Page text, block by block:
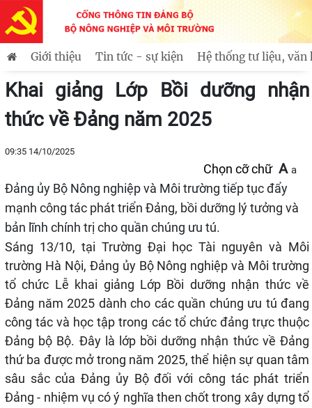
Giới thiệu Tin tức - sự kiện Hệ thống tư liệu, văn
Tin mớivà Môi trường thành kính báo công dâng Bác
Thông tin lãnh đạo, chỉ đạo của Đảng ủy Bộ NN&MT
Khai giảng Lớp Bồi dưỡng nhận
thức về Đảng năm 2025
09:35 14/10/2025
Chọn cỡ chữ A a
Đảng ủy Bộ Nông nghiệp và Môi trường tiếp tục đẩy
mạnh công tác phát triển Đảng, bồi dưỡng lý tưởng và
bản lĩnh chính trị cho quần chúng ưu tú.
Sáng 13/10, tại Trường Đại học Tài nguyên và Môi
trường Hà Nội, Đảng ủy Bộ Nông nghiệp và Môi trường
tổ chức Lễ khai giảng Lớp Bồi dưỡng nhận thức về
Đảng năm 2025 dành cho các quần chúng ưu tú đang
công tác và học tập trong các tổ chức đảng trực thuộc
Đảng bộ Bộ. Đây là lớp bồi dưỡng nhận thức về Đảng
thứ ba được mở trong năm 2025, thể hiện sự quan tâm
sâu sắc của Đảng ủy Bộ đối với công tác phát triển
Đảng - nhiệm vụ có ý nghĩa then chốt trong xây dựng tổ